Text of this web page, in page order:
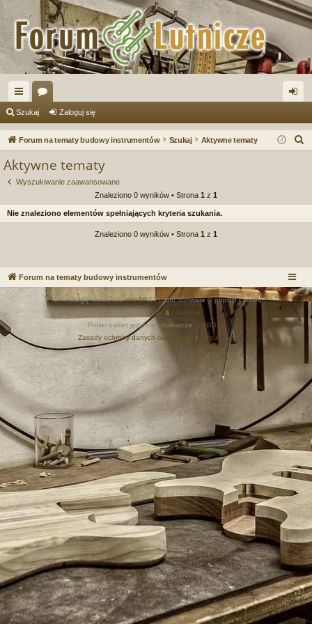
ię
ce
or
a og
Szukaj Zaloguj się
Forum na tematy budowy instrumentów Szukaj Aktywne tematy
Aktywne tematy
Wyszukiwanie zaawansowane
Znaleziono 0 wyników • Strona 1 z 1
Nie znaleziono elementów spełniających kryteria szukania.
Znaleziono 0 wyników • Strona 1 z 1
Forum na tematy budowy instrumentów
Technologię dostarczaphpBB® Forum Software © phpBB Limited
Style autor: Arty & halilesen
Polski pakiet językowy dostarcza
phpBB.pl
Zasady ochrony danych osobowych
Regulamin